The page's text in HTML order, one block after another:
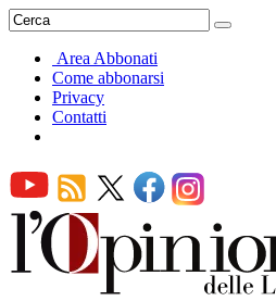
Area Abbonati
Come abbonarsi
Privacy
Contatti